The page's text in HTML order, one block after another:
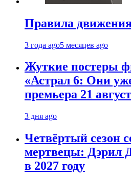
Правила
3 года ago5 месяцев ago
Жуткие постеры
«Астрал 6: Они
премьера 21
3 дня ago
Четвёртый сезон
мертвецы: Дэрил
в 2027 году